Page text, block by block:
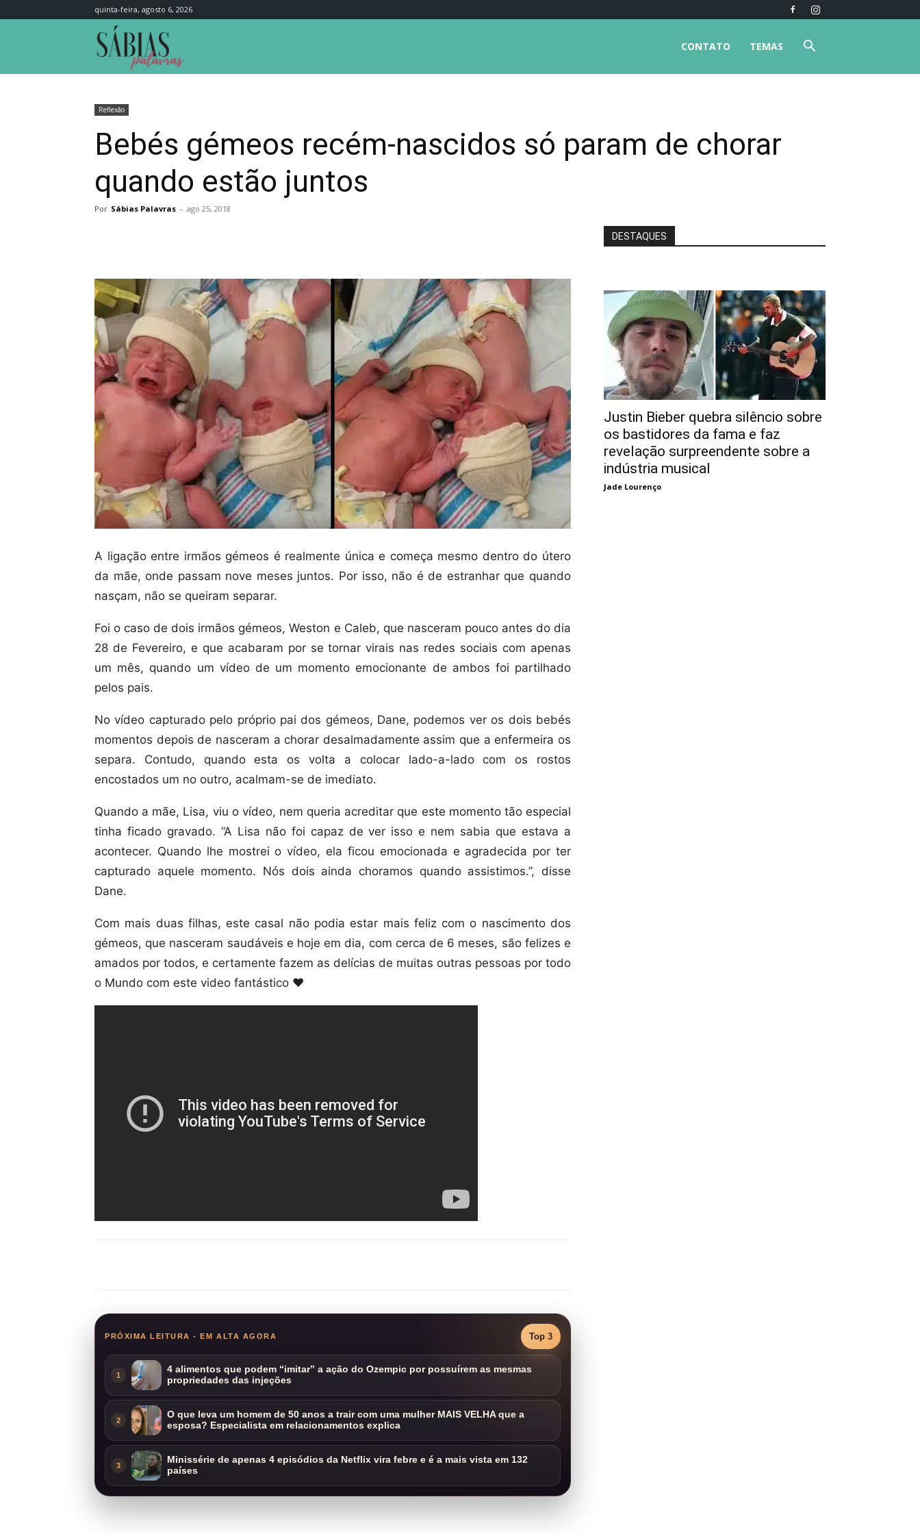
quinta-feira, agosto 6, 2026
TEMAS
CONTATO
Reflexão
Bebés gémeos recém-nascidos só param de chorar
quando estão juntos
Por Sábias Palavras - ago 25, 2018
A ligação entre irmãos gémeos é realmente única e começa mesmo dentro do útero
da mãe, onde passam nove meses juntos. Por isso, não é de estranhar que quando
nasçam, não se queiram separar.
Foi o caso de dois irmãos gémeos, Weston e Caleb, que nasceram pouco antes do dia
28 de Fevereiro, e que acabaram por se tornar virais nas redes sociais com apenas
um mês, quando um vídeo de um momento emocionante de ambos foi partilhado
pelos pais.
No vídeo capturado pelo próprio pai dos gémeos, Dane, podemos ver os dois bebés
momentos depois de nasceram a chorar desalmadamente assim que a enfermeira os
separa. Contudo, quando esta os volta a colocar lado-a-lado com os rostos
encostados um no outro, acalmam-se de imediato.
Quando a mãe, Lisa, viu o vídeo, nem queria acreditar que este momento tão especial
tinha ficado gravado. “A Lisa não foi capaz de ver isso e nem sabia que estava a
acontecer. Quando lhe mostrei o vídeo, ela ficou emocionada e agradecida por ter
capturado aquele momento. Nós dois ainda choramos quando assistimos.”, disse
Dane.
Com mais duas filhas, este casal não podia estar mais feliz com o nascimento dos
gémeos, que nasceram saudáveis e hoje em dia, com cerca de 6 meses, são felizes e
amados por todos, e certamente fazem as delícias de muitas outras pessoas por todo
o Mundo com este video fantástico ❤️
PRÓXIMA LEITURA - EM ALTA AGORA Top 3
1
4 alimentos que podem “imitar” a ação do Ozempic por possuírem as mesmas
propriedades das injeções
2
O que leva um homem de 50 anos a trair com uma mulher MAIS VELHA que a
esposa? Especialista em relacionamentos explica
3
Minissérie de apenas 4 episódios da Netflix vira febre e é a mais vista em 132
países
DESTAQUES
Justin Bieber quebra silêncio sobre
os bastidores da fama e faz
revelação surpreendente sobre a
indústria musical
Jade Lourenço